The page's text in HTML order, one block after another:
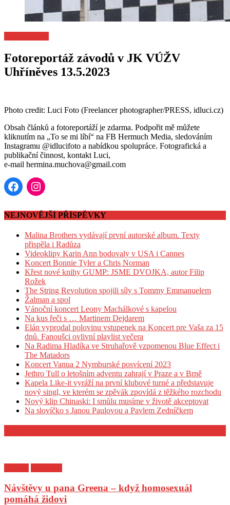
Fotoreportáž závodů v JK VÚŽV
Uhříněves 13.5.2023
Photo credit: Luci Foto (Freelancer photographer/PRESS, idluci.cz)
Obsah článků a fotoreportáží je zdarma. Podpořit mě můžete
kliknutím na „To se mi líbí“ na FB Hermuch Media, sledováním
Instagramu @idlucifoto a nabídkou spolupráce. Fotografická a
publikační činnost, kontakt Luci,
e-mail hermina.muchova@gmail.com
NEJNOVĚJŠÍ PŘÍSPĚVKY
Malina Brothers vydávají první autorské album. Texty
přispěla i Radůza
Videoklipy Karin Ann bodovaly v USA i Cannes
Koncert Bonnie Tyler a Chris Norman
Křest nové knihy GUMP: JSME DVOJKA, autor Filip
Rožek
The String Revolution spojili síly s Tommy Emmanuelem
Žalman a spol
Vánoční koncert Leony Machálkové s kapelou
Na kus řeči s … Martinem Dejdarem
Elán vyprodal polovinu vstupenek na Koncert pre Vaša za 15
dnů. Fanoušci ovlivní playlist večera
Na Radima Hladíka ve Struhařově vzpomenou Blue Effect i
The Matadors
Koncert Vanua 2 Nymburské posvícení 2023
Jethro Tull o letošním adventu zahrají v Praze a v Brně
Kapela Like-it vyráží na první klubové turné a představuje
nový singl, ve kterém se zpěvák zpovídá z těžkého rozchodu
Nový klip Chinaski: I smůlu musíme v životě akceptovat
Na slovíčko s Janou Paulovou a Pavlem Zedníčkem
Návštěvy u pana Greena – když homosexuál
pomáhá židovi